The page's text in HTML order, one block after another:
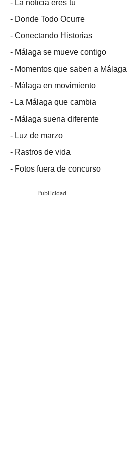
- La noticia eres tú
- Donde Todo Ocurre
- Conectando Historias
- Málaga se mueve contigo
- Momentos que saben a Málaga
- Málaga en movimiento
- La Málaga que cambia
- Málaga suena diferente
- Luz de marzo
- Rastros de vida
- Fotos fuera de concurso
Publicidad